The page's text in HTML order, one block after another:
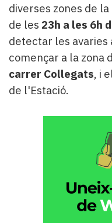
diverses zones de
de les 23h a les 6h
detectar les avaries
començar a la zona
carrer Collegats, i
de l'Estació.